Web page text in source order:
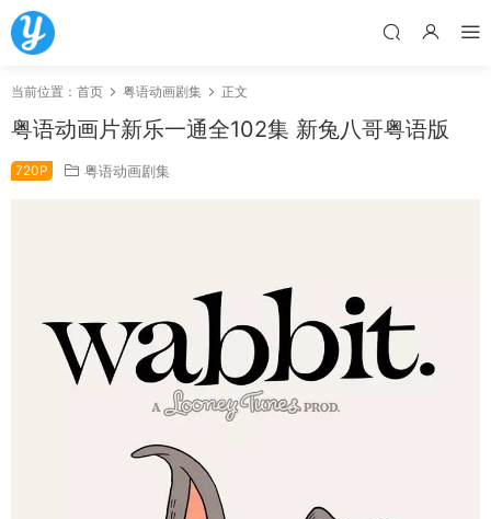
当前位置： 首页 粤语动画剧集 正文
粤语动画片新乐一通全102集 新兔八哥粤语版
720P 粤语动画剧集